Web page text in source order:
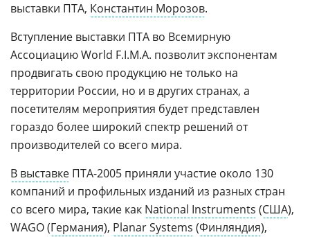
выставки ПТА, Константин Морозов.
Вступление выставки ПТА во Всемирную
Ассоциацию World F.I.M.A. позволит экспонентам
продвигать свою продукцию не только на
территории России, но и в других странах, а
посетителям мероприятия будет представлен
гораздо более широкий спектр решений от
производителей со всего мира.
В выставке ПТА-2005 приняли участие около 130
компаний и профильных изданий из разных стран
со всего мира, такие как National Instruments (США),
WAGO (Германия), Planar Systems (Финляндия),